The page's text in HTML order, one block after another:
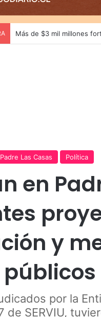
Padre Las Casas Política
en
y
por la
de SERVIU,